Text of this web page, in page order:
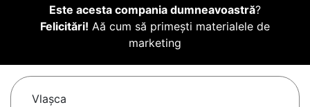
Este acesta compania dumneavoastră?
Felicitări! Aă cum să primești materialele de
marketing
Vlaşca